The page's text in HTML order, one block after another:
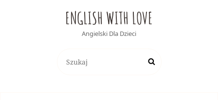
ENGLISH WITH LOVE
Angielski Dla Dzieci
for:
Search